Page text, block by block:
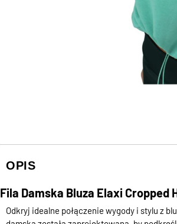
OPIS
Fila Damska Bluza Elaxi Cropped
Odkryj idealne połączenie wygody i stylu z